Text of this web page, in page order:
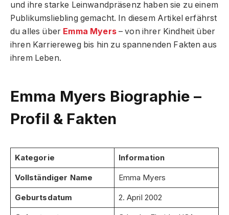
und ihre starke Leinwandpräsenz haben sie zu einem
Publikumsliebling gemacht. In diesem Artikel erfährst
du alles über Emma Myers– von ihrer Kindheit über
ihren Karriereweg bis hin zu spannenden Fakten aus
ihrem Leben.
Emma Myers Biographie –
Profil & Fakten
Kategorie Information
Vollständiger Name Emma Myers
Geburtsdatum 2. April 2002